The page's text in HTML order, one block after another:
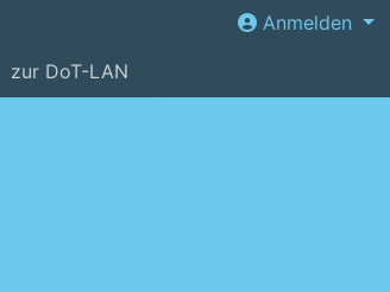
Anmelden
zur DoT-LAN